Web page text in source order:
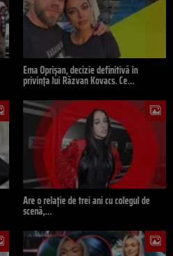
Ema Oprișan, decizie definitivă în
privința lui Răzvan Kovacs. Ce…
Are o relație de trei ani cu colegul de
scenă,…